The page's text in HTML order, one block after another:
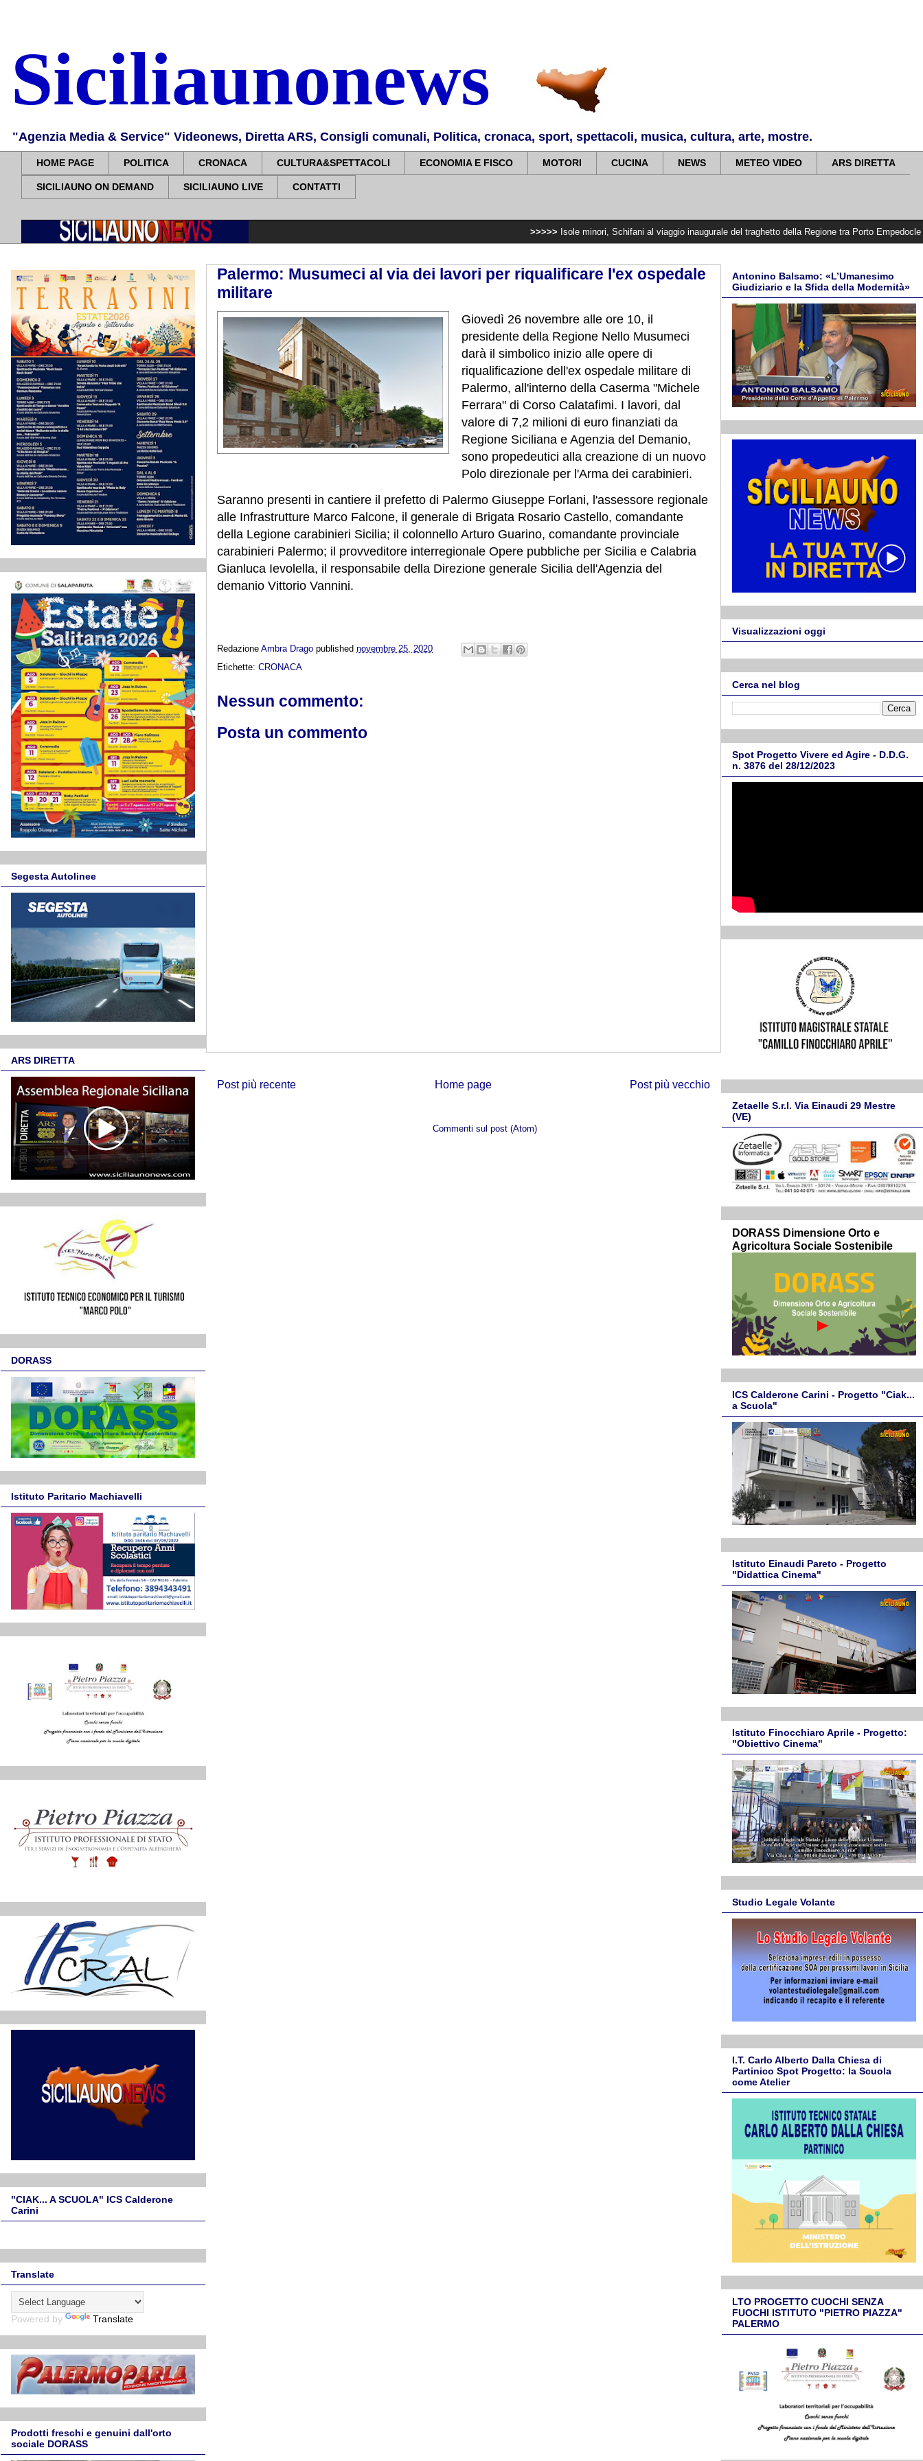
Siciliaunonews
"Agenzia Media & Service" Videonews, Diretta ARS, Consigli comunali, Politica, cronaca, sport, spettacoli, musica, cultura, arte, mostre.
HOME PAGE POLITICA CRONACA CULTURA&SPETTACOLI ECONOMIA E FISCO MOTORI CUCINA NEWS METEO VIDEO ARS DIRETTA
SICILIAUNO ON DEMAND SICILIAUNO LIVE CONTATTI
Isole minori, Schifani al viaggio inaugurale del traghetto della Regione tra Porto Empedocle e
Palermo: Musumeci al via dei lavori per riqualificare l'ex ospedale
militare
Giovedì 26 novembre alle ore 10, il
presidente della Regione Nello Musumeci
darà il simbolico inizio alle opere di
riqualificazione dell'ex ospedale militare di
Palermo, all'interno della Caserma "Michele
Ferrara" di Corso Calatafimi. I lavori, dal
valore di 7,2 milioni di euro finanziati da
Regione Siciliana e Agenzia del Demanio,
sono propedeutici alla creazione di un nuovo
Polo direzionale per l'Arma dei carabinieri.
Saranno presenti in cantiere il prefetto di Palermo Giuseppe Forlani, l'assessore regionale
alle Infrastrutture Marco Falcone, il generale di Brigata Rosario Castello, comandante
della Legione carabinieri Sicilia; il colonnello Arturo Guarino, comandante provinciale
carabinieri Palermo; il provveditore interregionale Opere pubbliche per Sicilia e Calabria
Gianluca Ievolella, il responsabile della Direzione generale Sicilia dell'Agenzia del
demanio Vittorio Vannini.
Redazione Ambra Drago published novembre 25, 2020
Etichette: CRONACA
Nessun commento:
Posta un commento
Post più recente Post più vecchio
Home page
Commenti sul post (Atom)
Segesta Autolinee
ARS DIRETTA
DORASS
Istituto Paritario Machiavelli
"CIAK... A SCUOLA" ICS Calderone
Carini
Translate
Powered by Translate
Prodotti freschi e genuini dall'orto
sociale DORASS
Antonino Balsamo: «L’Umanesimo
Giudiziario e la Sfida della Modernità»
Visualizzazioni oggi
Cerca nel blog
Spot Progetto Vivere ed Agire - D.D.G.
n. 3876 del 28/12/2023
Zetaelle S.r.l. Via Einaudi 29 Mestre
(VE)
DORASS Dimensione Orto e
Agricoltura Sociale Sostenibile
ICS Calderone Carini - Progetto "Ciak...
a Scuola"
Istituto Einaudi Pareto - Progetto
"Didattica Cinema"
Istituto Finocchiaro Aprile - Progetto:
"Obiettivo Cinema"
Studio Legale Volante
I.T. Carlo Alberto Dalla Chiesa di
Partinico Spot Progetto: la Scuola
come Atelier
LTO PROGETTO CUOCHI SENZA
FUOCHI ISTITUTO "PIETRO PIAZZA"
PALERMO